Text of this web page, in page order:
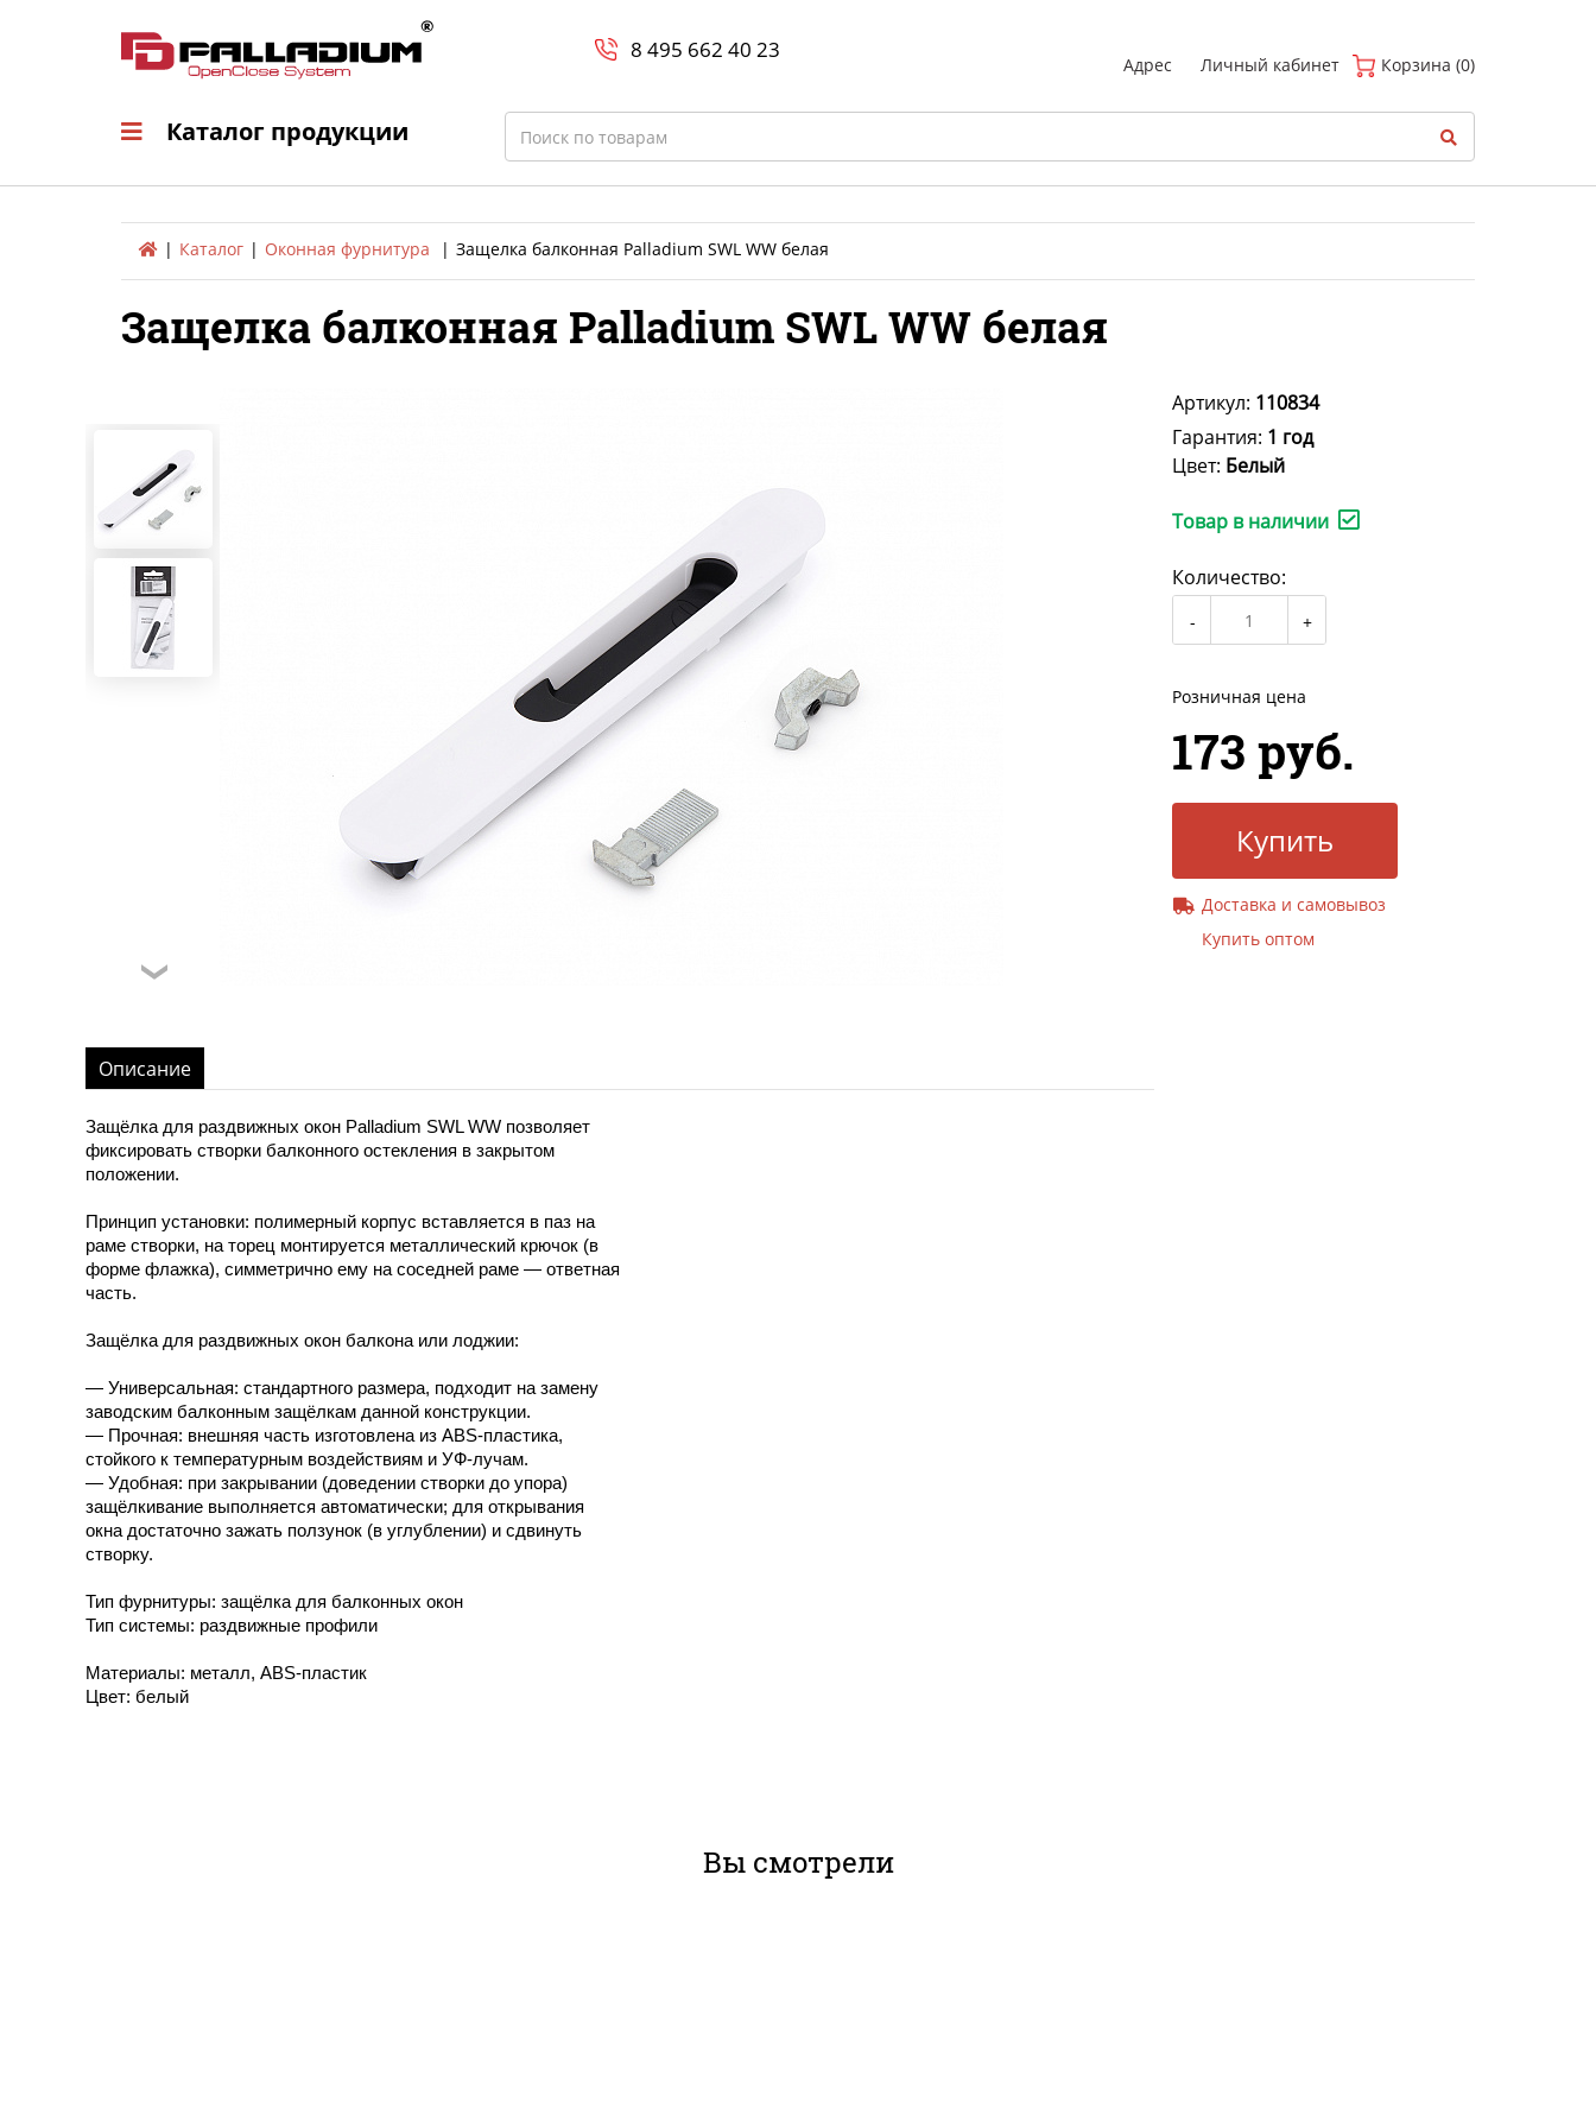
Каталог продукции 8 800-700-23-35
8 495 662 40 23
Адрес Личный кабинет Корзина (0)
Каталог продукции Search
Каталог Оконная фурнитура Защелка балконная Palladium SWL WW белая
Защелка балконная Palladium SWL WW белая
Артикул: 110834
Гарантия: 1 год
Цвет: Белый
Товар в наличии
Количество:
Розничная цена
173 руб.
Купить
Доставка и самовывоз
Купить оптом
Описание
Защёлка для раздвижных окон Palladium SWL WW позволяет
фиксировать створки балконного остекления в закрытом
положении.
Принцип установки: полимерный корпус вставляется в паз на
раме створки, на торец монтируется металлический крючок (в
форме флажка), симметрично ему на соседней раме — ответная
часть.
Защёлка для раздвижных окон балкона или лоджии:
— Универсальная: стандартного размера, подходит на замену
заводским балконным защёлкам данной конструкции.
— Прочная: внешняя часть изготовлена из ABS-пластика,
стойкого к температурным воздействиям и УФ-лучам.
— Удобная: при закрывании (доведении створки до упора)
защёлкивание выполняется автоматически; для открывания
окна достаточно зажать ползунок (в углублении) и сдвинуть
створку.
Тип фурнитуры: защёлка для балконных окон
Тип системы: раздвижные профили
Материалы: металл, ABS-пластик
Цвет: белый
Вы смотрели